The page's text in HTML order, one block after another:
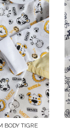
BODY TIGRE